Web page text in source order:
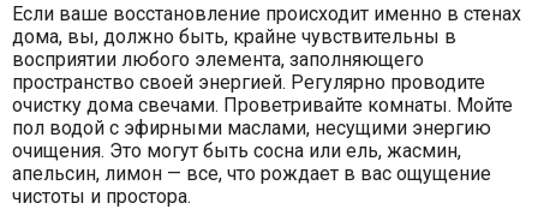
Если ваше восстановление происходит именно в стенах
дома, вы, должно быть, крайне чувствительны в
восприятии любого элемента, заполняющего
пространство своей энергией. Регулярно проводите
очистку дома свечами. Проветривайте комнаты. Мойте
пол водой с эфирными маслами, несущими энергию
очищения. Это могут быть сосна или ель, жасмин,
апельсин, лимон — все, что рождает в вас ощущение
чистоты и простора.